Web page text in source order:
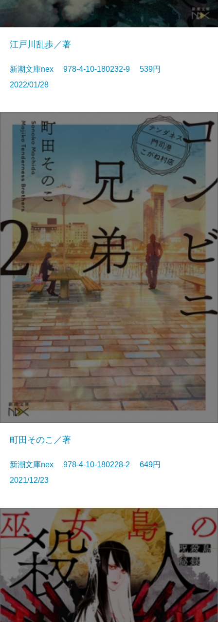
江戸川乱歩／著
新潮文庫nex 978-4-10-180232-9 539円
2022/01/28
町田そのこ／著
新潮文庫nex 978-4-10-180228-2 649円
2021/12/23